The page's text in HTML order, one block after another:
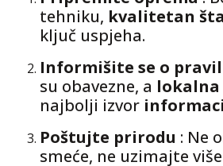
tehniku, kvalitetan
ključ uspjeha.
Informišite se o
su obavezne, a
najbolji izvor
Poštujte prirodu : Ne
smeće, ne uzimajte